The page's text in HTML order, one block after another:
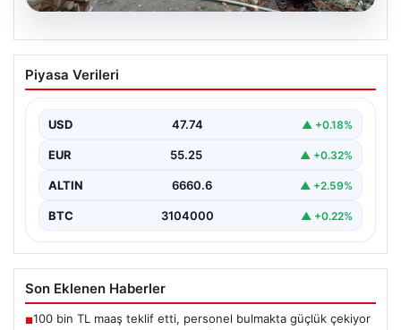
09.08.2026
Samsun’da Gece Yarısı Şüpheli Ölüm ve
Cinayet Şüphesi
gece saatlerinde ışıkların yanmasıyla başladı. 70
yaşındaki…
Piyasa Verileri
USD 47.74 ▲ +0.18%
EUR 55.25 ▲ +0.32%
ALTIN 6660.6 ▲ +2.59%
BTC 3104000 ▲ +0.22%
Son Eklenen Haberler
■100 bin TL maaş teklif etti, personel bulmakta güçlük çekiyor